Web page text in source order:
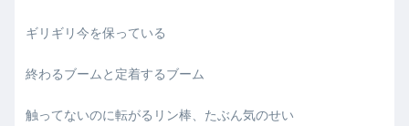
ギリギリ今を保っている
終わるブームと定着するブーム
触ってないのに転がるリン棒、たぶん気のせい